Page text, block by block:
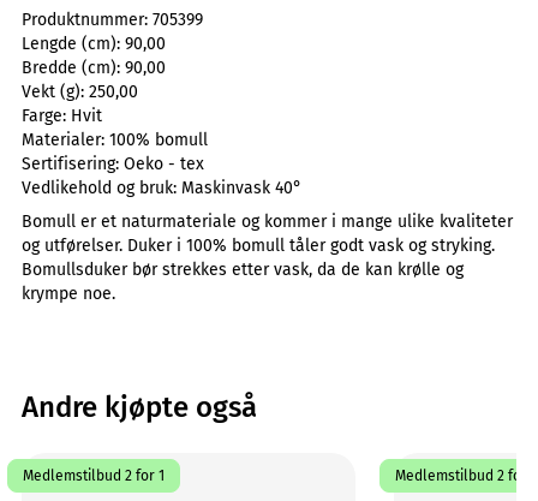
Produktnummer: 705399
Lengde (cm): 90,00
Bredde (cm): 90,00
Vekt (g): 250,00
Farge: Hvit
Materialer: 100% bomull
Sertifisering: Oeko - tex
Vedlikehold og bruk: Maskinvask 40°
Bomull er et naturmateriale og kommer i mange ulike kvaliteter
og utførelser. Duker i 100% bomull tåler godt vask og stryking.
Bomullsduker bør strekkes etter vask, da de kan krølle og
krympe noe.
Andre kjøpte også
Medlemstilbud 2 for 1 Medlemstilbud 2 for 1